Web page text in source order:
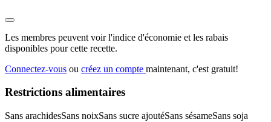
Les membres peuvent voir l'indice d'économie et les rabais
disponibles pour cette recette.
Connectez-vous ou créez un compte maintenant, c'est gratuit!
Restrictions alimentaires
Sans arachidesSans noixSans sucre ajoutéSans sésameSans soja